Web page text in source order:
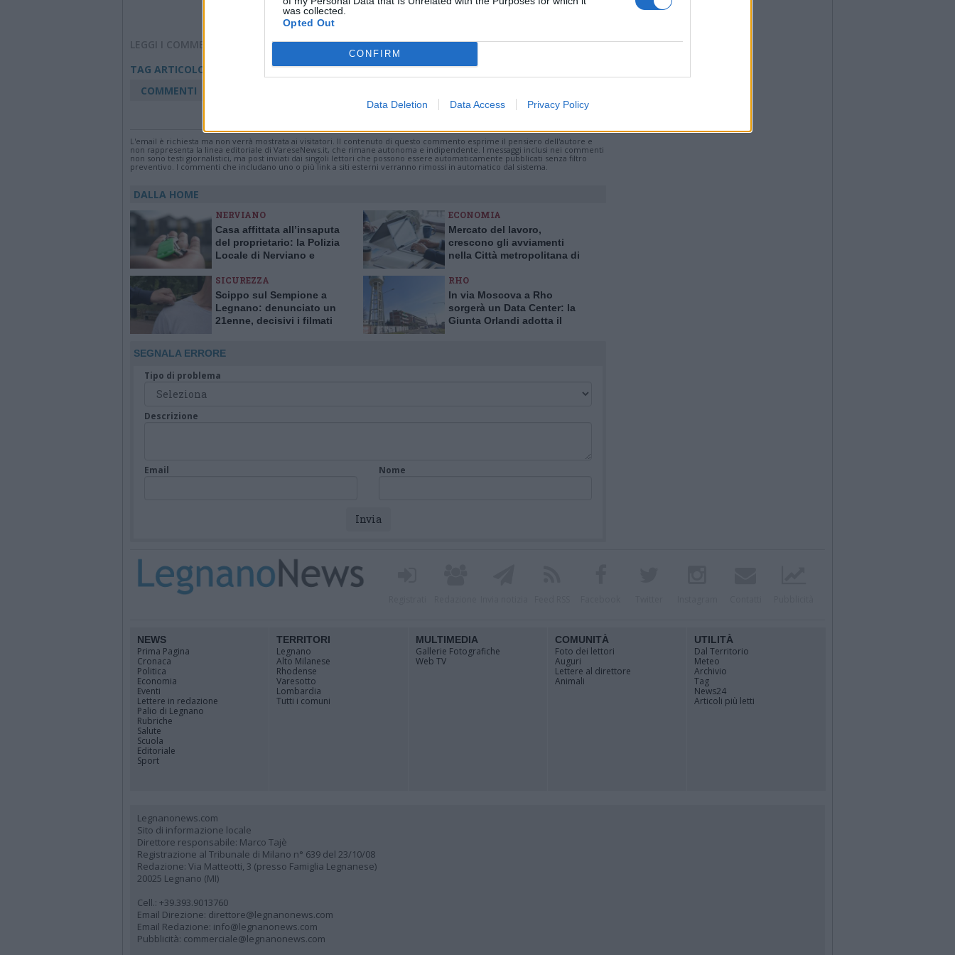
was collected.
Opted Out
CONFIRM
Data Deletion Data Access Privacy Policy
LEGGI I COMMENTI
TAG ARTICOLO
COMMENTI
per commentare questo articolo.
L'email è richiesta ma non verrà mostrata ai visitatori. Il contenuto di questo commento esprime il pensiero dell'autore e
non rappresenta la linea editoriale di VareseNews.it, che rimane autonoma e indipendente. I messaggi inclusi nei commenti
non sono testi giornalistici, ma post inviati dai singoli lettori che possono essere automaticamente pubblicati senza filtro
preventivo. I commenti che includano uno o più link a siti esterni verranno rimossi in automatico dal sistema.
DALLA HOME
NERVIANO
Casa affittata all’insaputa
del proprietario: la Polizia
Locale di Nerviano e
ECONOMIA
Mercato del lavoro,
crescono gli avviamenti
nella Città metropolitana di
SICUREZZA
Scippo sul Sempione a
Legnano: denunciato un
21enne, decisivi i filmati
RHO
In via Moscova a Rho
sorgerà un Data Center: la
Giunta Orlandi adotta il
SEGNALA ERRORE
Tipo di problema
Descrizione
Email Nome
NEWS
Prima Pagina
Cronaca
Politica
Economia
Eventi
Lettere in redazione
Palio di Legnano
Rubriche
Salute
Scuola
Editoriale
Sport
TERRITORI
Legnano
Alto Milanese
Rhodense
Varesotto
Lombardia
Tutti i comuni
MULTIMEDIA
Gallerie Fotografiche
Web TV
COMUNITÀ
Foto dei lettori
Auguri
Lettere al direttore
Animali
UTILITÀ
Dal Territorio
Meteo
Archivio
Tag
News24
Articoli più letti
Legnanonews.com
Sito di informazione locale
Direttore responsabile: Marco Tajè
Registrazione al Tribunale di Milano n° 639 del 23/10/08
Redazione: Via Matteotti, 3 (presso Famiglia Legnanese)
20025 Legnano (MI)
Cell.: +39.393.9013760
Email Direzione: direttore@legnanonews.com
Email Redazione: info@legnanonews.com
Pubblicità: commerciale@legnanonews.com